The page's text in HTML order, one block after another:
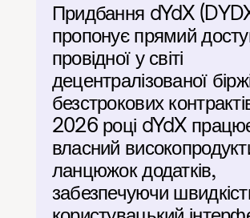
Придбання dYdX
пропонує прямий
провідної у світі
децентралізованої
безстрокових
2026 році dYdX
власний
ланцюжок додатків,
забезпечуючи